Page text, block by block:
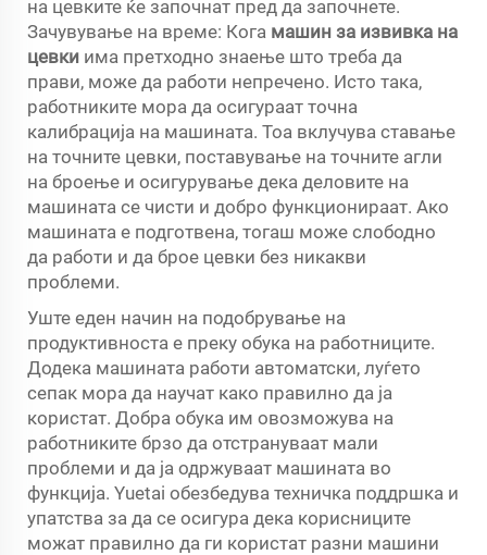
на цевките ќе започнат пред да започнете.
Зачувување на време: Кога машин за извивка на
цевки има претходно знаење што треба да
прави, може да работи непречено. Исто така,
работниките мора да осигураат точна
калибрација на машината. Тоа вклучува ставање
на точните цевки, поставување на точните агли
на броење и осигурување дека деловите на
машината се чисти и добро функционираат. Ако
машината е подготвена, тогаш може слободно
да работи и да брое цевки без никакви
проблеми.
Уште еден начин на подобрување на
продуктивноста е преку обука на работниците.
Додека машината работи автоматски, луѓето
сепак мора да научат како правилно да ја
користат. Добра обука им овозможува на
работниките брзо да отстрануваат мали
проблеми и да ја одржуваат машината во
функција. Yuetai обезбедува техничка поддршка и
упатства за да се осигура дека корисниците
можат правилно да ги користат разни машини